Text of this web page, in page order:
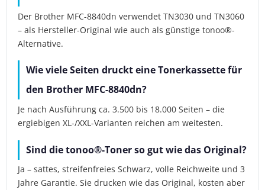
Der Brother MFC-8840dn verwendet TN3030 und TN3060
– als Hersteller-Original wie auch als günstige tonoo®-
Alternative.
Wie viele Seiten druckt eine Tonerkassette für
den Brother MFC-8840dn?
Je nach Ausführung ca. 3.500 bis 18.000 Seiten – die
ergiebigen XL-/XXL-Varianten reichen am weitesten.
Sind die tonoo®-Toner so gut wie das Original?
Ja – sattes, streifenfreies Schwarz, volle Reichweite und 3
Jahre Garantie. Sie drucken wie das Original, kosten aber